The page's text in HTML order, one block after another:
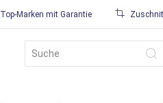
Top-Marken mit Garantie
Suche